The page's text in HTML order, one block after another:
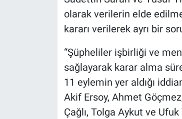
olarak verilerin elde
kararı verilerek ayrı bir
“Şüpheliler işbirliği ve
sağlayarak karar alma
11 eylemin yer aldığı
Akif Ersoy, Ahmet
Çağlı, Tolga Aykut ve